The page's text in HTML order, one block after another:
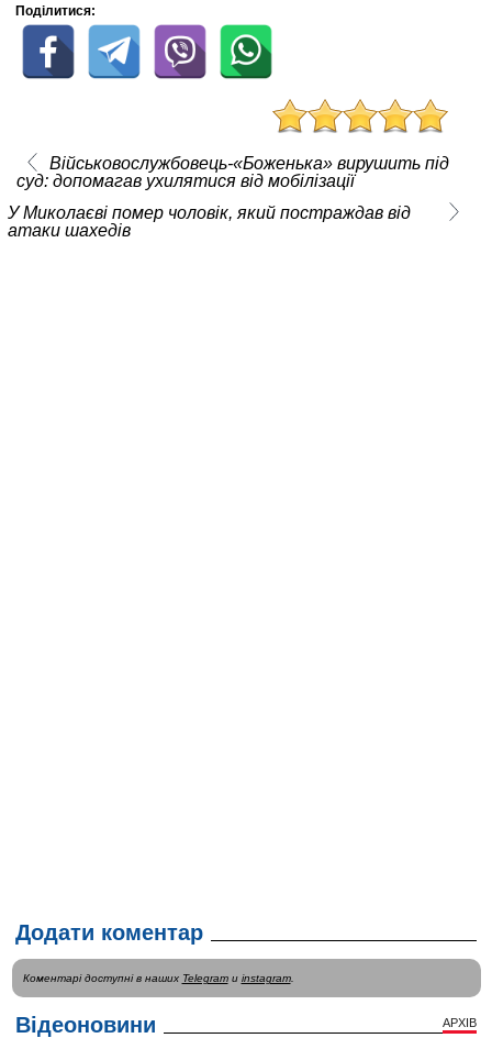
Поділитися:
Військовослужбовець-«Боженька» вирушить під
суд: допомагав ухилятися від мобілізації
У Миколаєві помер чоловік, який постраждав від
атаки шахедів
Додати коментар
Коментарі доступні в наших Telegramи instagram.
Відеоновини АРХІВ